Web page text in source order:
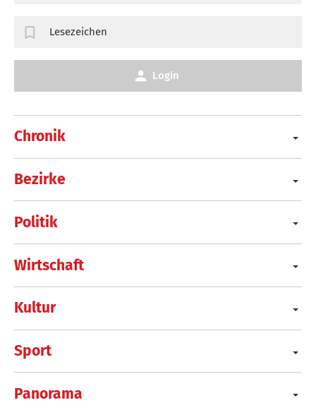
Chronik
Bezirke
Politik
Wirtschaft
Kultur
Sport
Panorama
Lesezeichen
Login